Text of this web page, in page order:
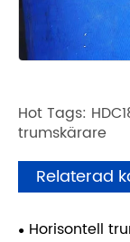
Hot Tags:
trumskärare
Relaterad
Horisontell